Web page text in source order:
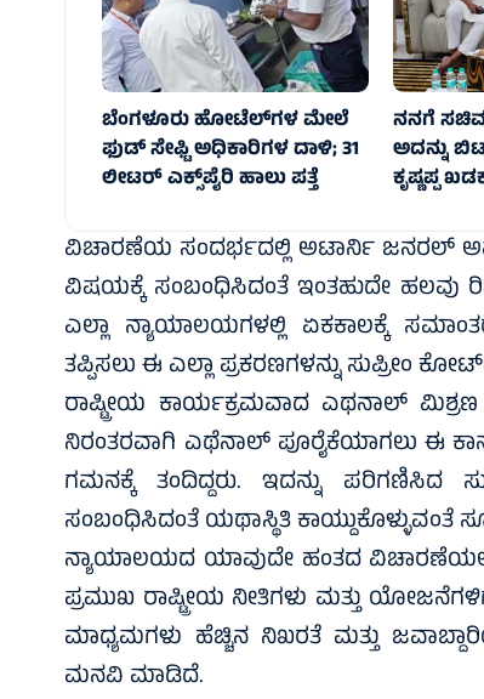
ಬೆಂಗಳೂರು ಹೋಟೆಲ್‌ಗಳ ಮೇಲೆ
ಫುಡ್ ಸೇಫ್ಟಿ ಅಧಿಕಾರಿಗಳ ದಾಳಿ; 31
ಲೀಟರ್ ಎಕ್ಸ್‌ಪೈರಿ ಹಾಲು ಪತ್ತೆ
ನನಗೆ ಸಚಿವ
ಅದನ್ನು
ಕೃಷ್ಣಪ್ಪ
ವಿಚಾರಣೆಯ ಸಂದರ್ಭದಲ್ಲಿ ಅಟಾರ್ನಿ ಜನರಲ್
ವಿಷಯಕ್ಕೆ ಸಂಬಂಧಿಸಿದಂತೆ ಇಂತಹುದೇ
ಎಲ್ಲಾ ನ್ಯಾಯಾಲಯಗಳಲ್ಲಿ ಏಕಕಾಲಕ್ಕೆ
ತಪ್ಪಿಸಲು ಈ ಎಲ್ಲಾ ಪ್ರಕರಣಗಳನ್ನು ಸುಪ್ರೀಂ
ರಾಷ್ಟ್ರೀಯ ಕಾರ್ಯಕ್ರಮವಾದ ಎಥನಾಲ್
ನಿರಂತರವಾಗಿ ಎಥೆನಾಲ್ ಪೂರೈಕೆಯಾಗಲು ಈ
ಗಮನಕ್ಕೆ ತಂದಿದ್ದರು. ಇದನ್ನು ಪರಿಗಣಿಸಿದ
ಸಂಬಂಧಿಸಿದಂತೆ ಯಥಾಸ್ಥಿತಿ ಕಾಯ್ದುಕೊಳ್ಳುವಂತೆ
ನ್ಯಾಯಾಲಯದ ಯಾವುದೇ ಹಂತದ
ಪ್ರಮುಖ ರಾಷ್ಟ್ರೀಯ ನೀತಿಗಳು ಮತ್ತು
ಮಾಧ್ಯಮಗಳು ಹೆಚ್ಚಿನ ನಿಖರತೆ ಮತ್ತು
ಮನವಿ ಮಾಡಿದೆ.